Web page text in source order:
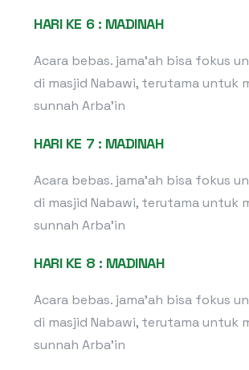
HARI KE 6 : MADINAH
Acara bebas. jama’ah bisa fokus
di masjid Nabawi, terutama untuk
sunnah Arba’in
HARI KE 7 : MADINAH
Acara bebas. jama’ah bisa fokus
di masjid Nabawi, terutama untuk
sunnah Arba’in
HARI KE 8 : MADINAH
Acara bebas. jama’ah bisa fokus
di masjid Nabawi, terutama untuk
sunnah Arba’in